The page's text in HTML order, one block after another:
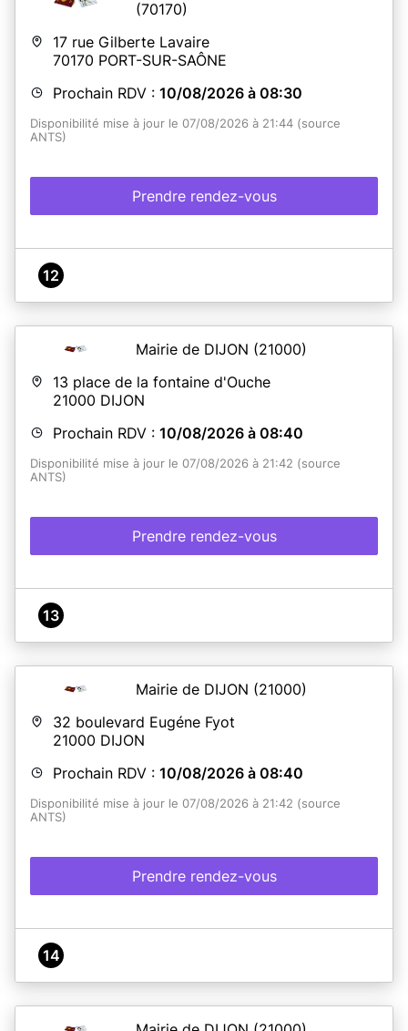
(70170)
17 rue Gilberte Lavaire
70170 PORT-SUR-SAÔNE
Prochain RDV : 10/08/2026 à 08:30
Disponibilité mise à jour le 07/08/2026 à 21:44 (source
ANTS)
Prendre rendez-vous
12
Mairie de DIJON (21000)
13 place de la fontaine d'Ouche
21000 DIJON
Prochain RDV : 10/08/2026 à 08:40
Disponibilité mise à jour le 07/08/2026 à 21:42 (source
ANTS)
Prendre rendez-vous
13
Mairie de DIJON (21000)
32 boulevard Eugéne Fyot
21000 DIJON
Prochain RDV : 10/08/2026 à 08:40
Disponibilité mise à jour le 07/08/2026 à 21:42 (source
ANTS)
Prendre rendez-vous
14